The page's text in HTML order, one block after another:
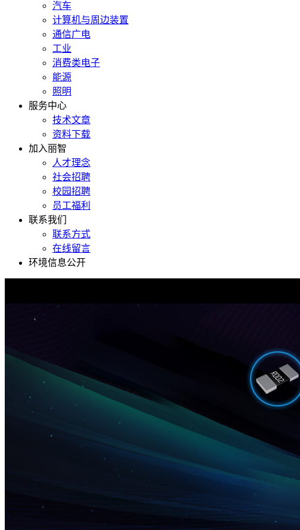
汽车
计算机与周边装置
通信广电
工业
消费类电子
能源
照明
服务中心
技术文章
资料下载
加入丽智
人才理念
社会招聘
校园招聘
员工福利
联系我们
联系方式
在线留言
环境信息公开